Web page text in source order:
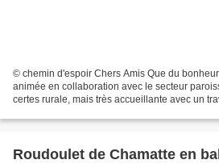
© chemin d'espoir Chers Amis Que du bonheur pour cette messe télévisée
animée en collaboration avec le secteur
certes rurale, mais très accueillante avec un
Roudoulet de Chamatte en